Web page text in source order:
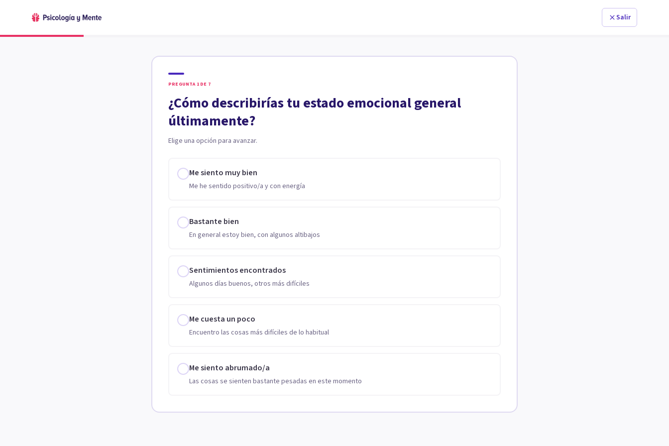
Salir
PREGUNTA 1 DE 7
¿Cómo describirías tu estado emocional general
últimamente?
Elige una opción para avanzar.
Me siento muy bien
Me he sentido positivo/a y con energía
Bastante bien
En general estoy bien, con algunos altibajos
Sentimientos encontrados
Algunos días buenos, otros más difíciles
Me cuesta un poco
Encuentro las cosas más difíciles de lo habitual
Me siento abrumado/a
Las cosas se sienten bastante pesadas en este momento